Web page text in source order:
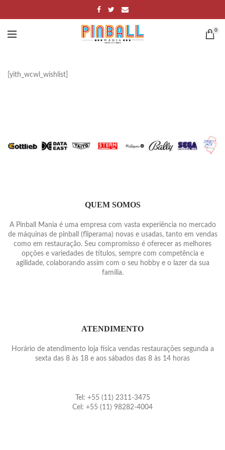
0
[yith_wcwl_wishlist]
QUEM SOMOS
A Pinball Mania é uma empresa com vasta experiência no mercado
de máquinas de pinball (fliperama) novas e usadas, tanto em vendas
como em restauração. Seu compromisso é oferecer as melhores
opções e variedades de títulos, sempre com competência e
agilidade, colaborando assim com o seu hobby e o lazer da sua
família.
ATENDIMENTO
Horário de atendimento loja física vendas restaurações segunda a
sexta das 8 às 18 e aos sábados das 8 às 14 horas
Tel: +55 (11) 2311-3475
Cel: +55 (11) 98282-4004